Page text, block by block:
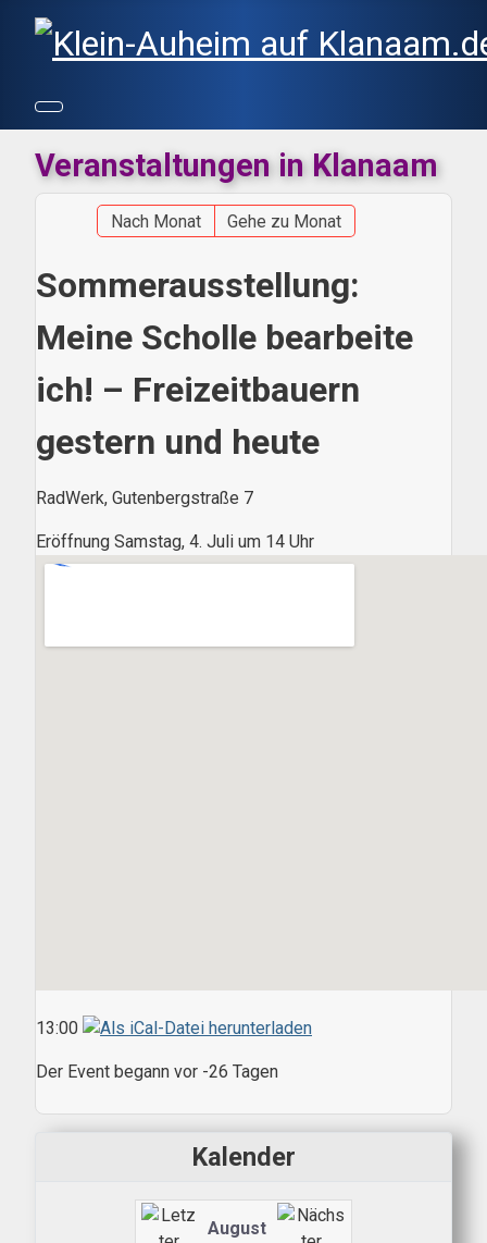
Veranstaltungen in Klanaam
Nach Monat Gehe zu Monat
Sommerausstellung:
Meine Scholle bearbeite
ich! – Freizeitbauern
gestern und heute
RadWerk, Gutenbergstraße 7
Eröffnung Samstag, 4. Juli um 14 Uhr
13:00
Der Event begann vor -26 Tagen
Kalender
August